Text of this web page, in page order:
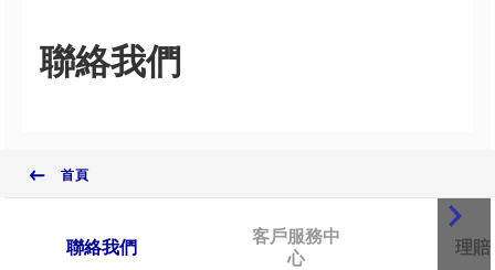
聯絡我們
首頁
聯絡我們
客戶服務中
心
理賠